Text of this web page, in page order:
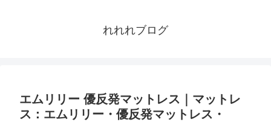
れれれブログ
エムリリー 優反発マットレス｜マットレ
ス：エムリリー・優反発マットレス・